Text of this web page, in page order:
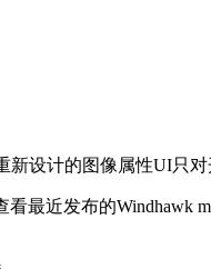
设计的图像属性UI只对
看最近发布的